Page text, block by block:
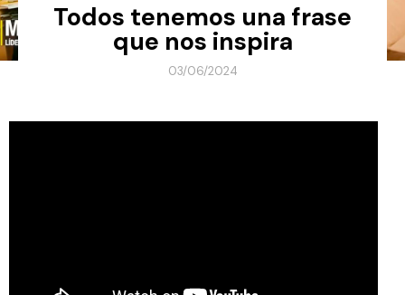
Todos tenemos una frase
que nos inspira
03/06/2024